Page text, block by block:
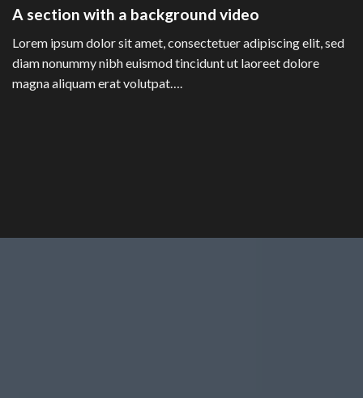
A section with a background video
Lorem ipsum dolor sit amet, consectetuer adipiscing elit, sed
diam nonummy nibh euismod tincidunt ut laoreet dolore
magna aliquam erat volutpat….